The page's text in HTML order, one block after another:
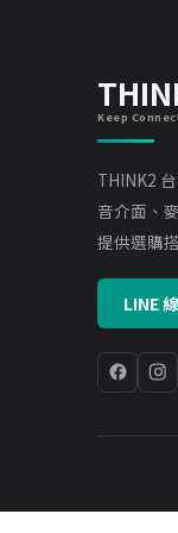
Keep
THINK2
音介面、
提供選購
LINE